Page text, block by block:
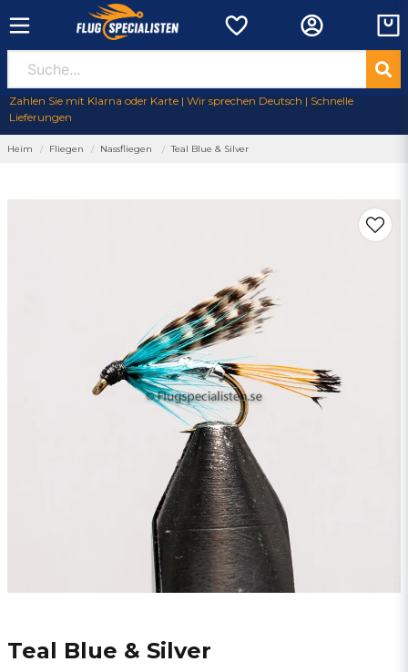
Zahlen Sie mit Klarna oder Karte | Wir sprechen Deutsch | Schnelle
Lieferungen
Heim Fliegen Nassfliegen Teal Blue & Silver
Teal Blue & Silver